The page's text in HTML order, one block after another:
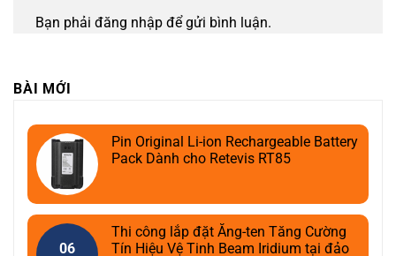
Bạn phải đăng nhập để gửi bình luận.
BÀI MỚI
Pin Original Li-ion Rechargeable Battery
Pack Dành cho Retevis RT85
06
Thi công lắp đặt Ăng-ten Tăng Cường
Tín Hiệu Vệ Tinh Beam Iridium tại đảo